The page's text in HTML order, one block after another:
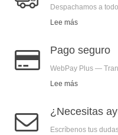
Despachamos a
Lee más
Pago seguro
WebPay Plus —
Lee más
¿Necesitas
Escríbenos tus